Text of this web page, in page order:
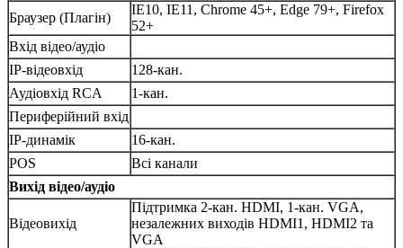
Браузер (Плагін)
IE10, IE11, Chrome 45+, Edge 79+, Firefox
52+
Вхід відео/аудіо
IP-відеовхід
128-кан.
Аудіовхід RCA
1-кан.
Периферійний вхід
IP-динамік
16-кан.
POS
Всі канали
Вихід відео/аудіо
Відеовихід
Підтримка 2-кан. HDMI, 1-кан. VGA,
незалежних виходів HDMI1, HDMI2 та
VGA